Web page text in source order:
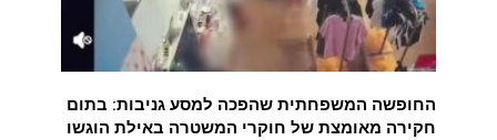
החופשה המשפחתית שהפכה למסע גניבות: בתום
חקירה מאומצת של חוקרי המשטרה באילת הוגשו